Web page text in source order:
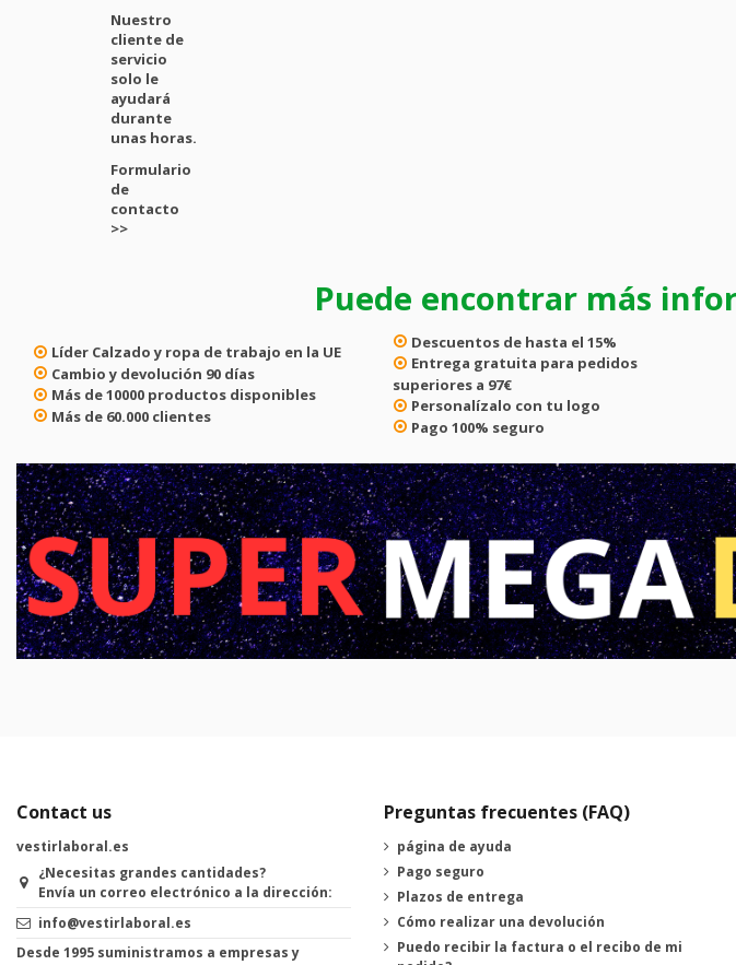
Nuestro
cliente de
servicio
solo le
ayudará
durante
unas horas.
Formulario
de
contacto
>>
Puede encontrar más
Líder Calzado y ropa de trabajo en la UE
Cambio y devolución 90 días
Más de10000 productos disponibles
Más de 60.000 clientes
Descuentos de hasta el 15%
Entrega gratuita para pedidos
superiores a 97€
Personalízalo con tu logo
Pago 100% seguro
Contact us
vestirlaboral.es
¿Necesitas grandes cantidades?
Envía un correo electrónico a la dirección:
info@vestirlaboral.es
Desde 1995 suministramos a empresas y
Preguntas frecuentes (FAQ)
página de ayuda
Pago seguro
Plazos de entrega
Cómo realizar una devolución
Puedo recibir la factura o el recibo de mi